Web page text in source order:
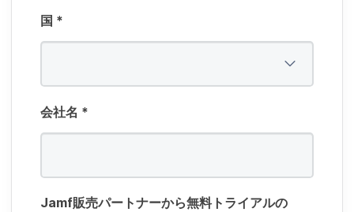
国 *
会社名 *
Jamf販売パートナーから​無料トライアルの​